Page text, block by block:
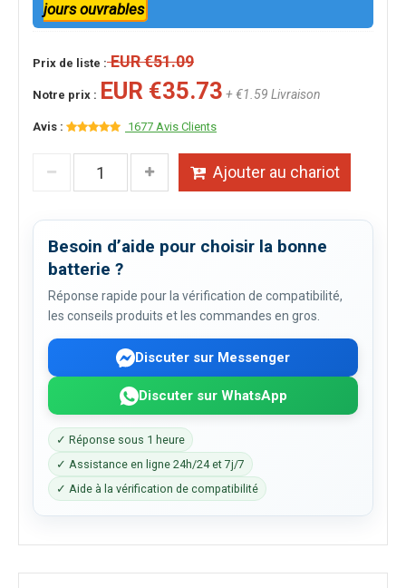
jours ouvrables
Prix de liste :EUR €51.09
Notre prix : EUR €35.73 + €1.59 Livraison
Avis : 1677 Avis Clients
Ajouter au chariot
Besoin d’aide pour choisir la bonne
batterie ?
Réponse rapide pour la vérification de compatibilité,
les conseils produits et les commandes en gros.
Discuter sur Messenger
Discuter sur WhatsApp
✓ Réponse sous 1 heure
✓ Assistance en ligne 24h/24 et 7j/7
✓ Aide à la vérification de compatibilité